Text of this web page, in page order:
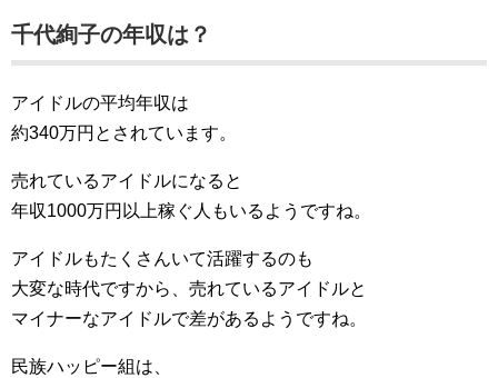
千代絢子の年収は？
アイドルの平均年収は
約340万円とされています。
売れているアイドルになると
年収1000万円以上稼ぐ人もいるようですね。
アイドルもたくさんいて活躍するのも
大変な時代ですから、売れているアイドルと
マイナーなアイドルで差があるようですね。
民族ハッピー組は、